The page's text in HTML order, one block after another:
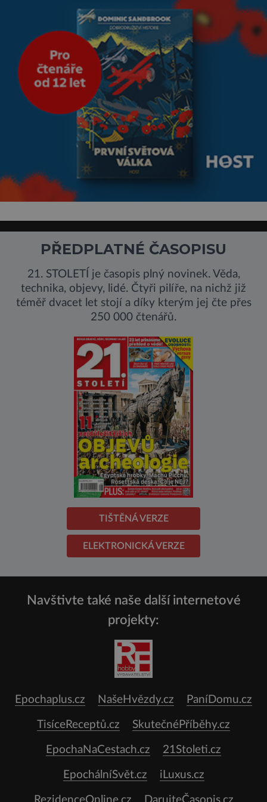
PŘEDPLATNÉ ČASOPISU
21. STOLETÍ je časopis plný novinek. Věda,
technika, objevy, lidé. Čtyři pilíře, na nichž již
téměř dvacet let stojí a díky kterým jej čte přes
250 000 čtenářů.
TIŠTĚNÁ VERZE
ELEKTRONICKÁ VERZE
Navštivte také naše další internetové
projekty:
Epochaplus.cz NašeHvězdy.cz PaníDomu.cz
TisíceReceptů.cz SkutečnéPříběhy.cz
EpochaNaCestach.cz 21Stoleti.cz
EpochálníSvět.cz iLuxus.cz